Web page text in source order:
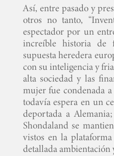
Así, entre pasado y
otros no tanto,
espectador por un
increíble historia de
supuesta heredera
con su inteligencia y
alta sociedad y las
mujer fue condenada
todavía espera en un
deportada a
Shondaland se
vistos en la
detallada ambientación